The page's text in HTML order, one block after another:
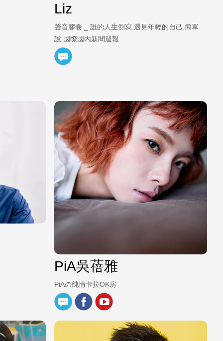
Liz
聲音膠卷 _ 誰的人生側寫,遇見年輕的自己,簡單
說.國際國內新聞週報
PiA吳蓓雅
PiAの純情卡拉OK房